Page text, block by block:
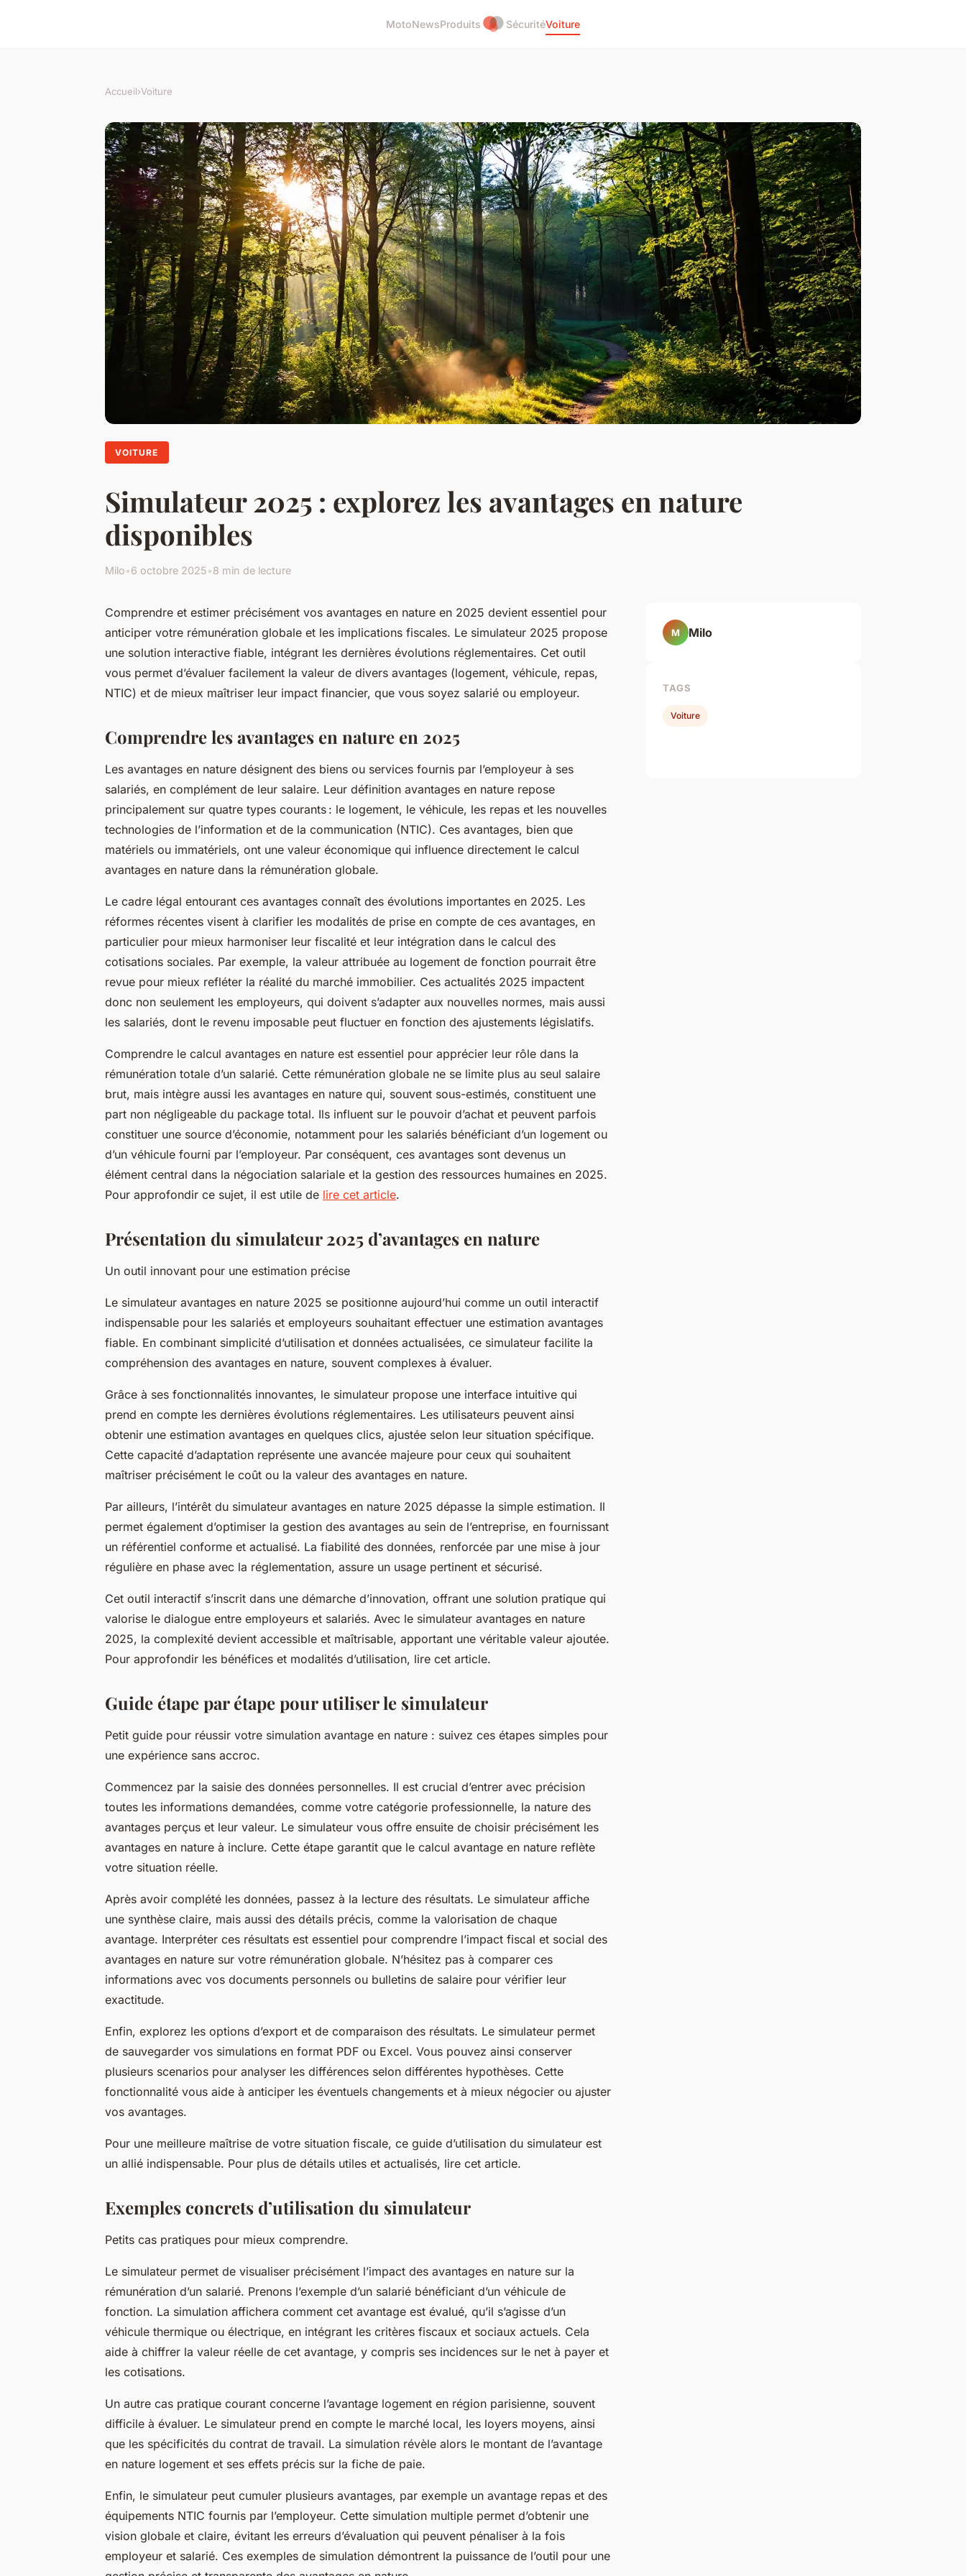
MotoNewsProduits SécuritéVoiture
Accueil›Voiture
VOITURE
Simulateur 2025 : explorez les avantages en nature
disponibles
Milo•6 octobre 2025•8 min de lecture
Comprendre et estimer précisément vos avantages en nature en 2025 devient essentiel pour
anticiper votre rémunération globale et les implications fiscales. Le simulateur 2025 propose
une solution interactive fiable, intégrant les dernières évolutions réglementaires. Cet outil
vous permet d’évaluer facilement la valeur de divers avantages (logement, véhicule, repas,
NTIC) et de mieux maîtriser leur impact financier, que vous soyez salarié ou employeur.
Comprendre les avantages en nature en 2025
Les avantages en nature désignent des biens ou services fournis par l’employeur à ses
salariés, en complément de leur salaire. Leur définition avantages en nature repose
principalement sur quatre types courants : le logement, le véhicule, les repas et les nouvelles
technologies de l’information et de la communication (NTIC). Ces avantages, bien que
matériels ou immatériels, ont une valeur économique qui influence directement le calcul
avantages en nature dans la rémunération globale.
Le cadre légal entourant ces avantages connaît des évolutions importantes en 2025. Les
réformes récentes visent à clarifier les modalités de prise en compte de ces avantages, en
particulier pour mieux harmoniser leur fiscalité et leur intégration dans le calcul des
cotisations sociales. Par exemple, la valeur attribuée au logement de fonction pourrait être
revue pour mieux refléter la réalité du marché immobilier. Ces actualités 2025 impactent
donc non seulement les employeurs, qui doivent s’adapter aux nouvelles normes, mais aussi
les salariés, dont le revenu imposable peut fluctuer en fonction des ajustements législatifs.
Comprendre le calcul avantages en nature est essentiel pour apprécier leur rôle dans la
rémunération totale d’un salarié. Cette rémunération globale ne se limite plus au seul salaire
brut, mais intègre aussi les avantages en nature qui, souvent sous-estimés, constituent une
part non négligeable du package total. Ils influent sur le pouvoir d’achat et peuvent parfois
constituer une source d’économie, notamment pour les salariés bénéficiant d’un logement ou
d’un véhicule fourni par l’employeur. Par conséquent, ces avantages sont devenus un
élément central dans la négociation salariale et la gestion des ressources humaines en 2025.
Pour approfondir ce sujet, il est utile de lire cet article.
Présentation du simulateur 2025 d’avantages en nature
Un outil innovant pour une estimation précise
Le simulateur avantages en nature 2025 se positionne aujourd’hui comme un outil interactif
indispensable pour les salariés et employeurs souhaitant effectuer une estimation avantages
fiable. En combinant simplicité d’utilisation et données actualisées, ce simulateur facilite la
compréhension des avantages en nature, souvent complexes à évaluer.
Grâce à ses fonctionnalités innovantes, le simulateur propose une interface intuitive qui
prend en compte les dernières évolutions réglementaires. Les utilisateurs peuvent ainsi
obtenir une estimation avantages en quelques clics, ajustée selon leur situation spécifique.
Cette capacité d’adaptation représente une avancée majeure pour ceux qui souhaitent
maîtriser précisément le coût ou la valeur des avantages en nature.
Par ailleurs, l’intérêt du simulateur avantages en nature 2025 dépasse la simple estimation. Il
permet également d’optimiser la gestion des avantages au sein de l’entreprise, en fournissant
un référentiel conforme et actualisé. La fiabilité des données, renforcée par une mise à jour
régulière en phase avec la réglementation, assure un usage pertinent et sécurisé.
Cet outil interactif s’inscrit dans une démarche d’innovation, offrant une solution pratique qui
valorise le dialogue entre employeurs et salariés. Avec le simulateur avantages en nature
2025, la complexité devient accessible et maîtrisable, apportant une véritable valeur ajoutée.
Pour approfondir les bénéfices et modalités d’utilisation, lire cet article.
Guide étape par étape pour utiliser le simulateur
Petit guide pour réussir votre simulation avantage en nature : suivez ces étapes simples pour
une expérience sans accroc.
Commencez par la saisie des données personnelles. Il est crucial d’entrer avec précision
toutes les informations demandées, comme votre catégorie professionnelle, la nature des
avantages perçus et leur valeur. Le simulateur vous offre ensuite de choisir précisément les
avantages en nature à inclure. Cette étape garantit que le calcul avantage en nature reflète
votre situation réelle.
Après avoir complété les données, passez à la lecture des résultats. Le simulateur affiche
une synthèse claire, mais aussi des détails précis, comme la valorisation de chaque
avantage. Interpréter ces résultats est essentiel pour comprendre l’impact fiscal et social des
avantages en nature sur votre rémunération globale. N’hésitez pas à comparer ces
informations avec vos documents personnels ou bulletins de salaire pour vérifier leur
exactitude.
Enfin, explorez les options d’export et de comparaison des résultats. Le simulateur permet
de sauvegarder vos simulations en format PDF ou Excel. Vous pouvez ainsi conserver
plusieurs scenarios pour analyser les différences selon différentes hypothèses. Cette
fonctionnalité vous aide à anticiper les éventuels changements et à mieux négocier ou ajuster
vos avantages.
Pour une meilleure maîtrise de votre situation fiscale, ce guide d’utilisation du simulateur est
un allié indispensable. Pour plus de détails utiles et actualisés, lire cet article.
Exemples concrets d’utilisation du simulateur
Petits cas pratiques pour mieux comprendre.
Le simulateur permet de visualiser précisément l’impact des avantages en nature sur la
rémunération d’un salarié. Prenons l’exemple d’un salarié bénéficiant d’un véhicule de
fonction. La simulation affichera comment cet avantage est évalué, qu’il s’agisse d’un
véhicule thermique ou électrique, en intégrant les critères fiscaux et sociaux actuels. Cela
aide à chiffrer la valeur réelle de cet avantage, y compris ses incidences sur le net à payer et
les cotisations.
Un autre cas pratique courant concerne l’avantage logement en région parisienne, souvent
difficile à évaluer. Le simulateur prend en compte le marché local, les loyers moyens, ainsi
que les spécificités du contrat de travail. La simulation révèle alors le montant de l’avantage
en nature logement et ses effets précis sur la fiche de paie.
Enfin, le simulateur peut cumuler plusieurs avantages, par exemple un avantage repas et des
équipements NTIC fournis par l’employeur. Cette simulation multiple permet d’obtenir une
vision globale et claire, évitant les erreurs d’évaluation qui peuvent pénaliser à la fois
employeur et salarié. Ces exemples de simulation démontrent la puissance de l’outil pour une
M Milo
TAGS
Voiture